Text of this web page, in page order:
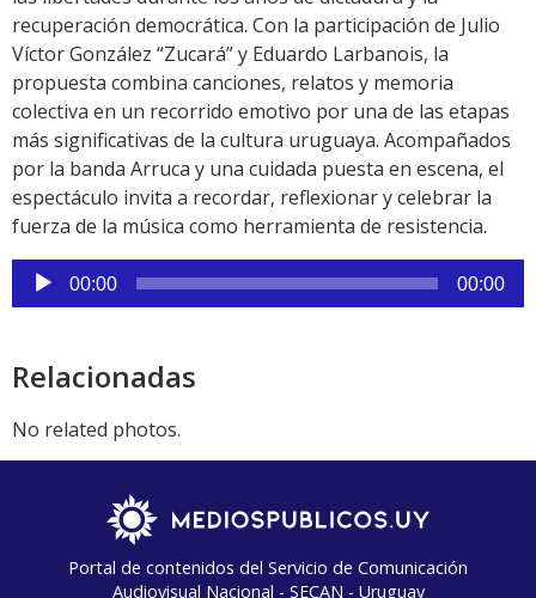
recuperación democrática. Con la participación de Julio
Víctor González “Zucará” y Eduardo Larbanois, la
propuesta combina canciones, relatos y memoria
colectiva en un recorrido emotivo por una de las etapas
más significativas de la cultura uruguaya. Acompañados
por la banda Arruca y una cuidada puesta en escena, el
espectáculo invita a recordar, reflexionar y celebrar la
fuerza de la música como herramienta de resistencia.
Reproductor
de
00:00 00:00
Relacionadas
No related photos.
Portal de contenidos del Servicio de Comunicación
Audiovisual Nacional - SECAN - Uruguay